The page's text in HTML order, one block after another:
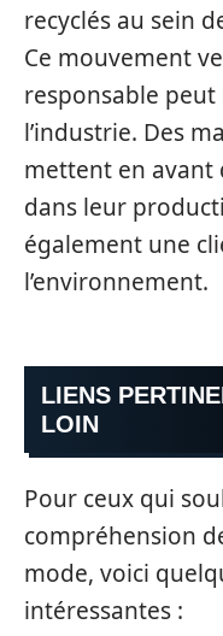
recyclés au sein
Ce mouvement
responsable
l’industrie. Des
mettent en avant
dans leur
également une
l’environnement.
LIENS
LOIN
Pour ceux qui
compréhension
mode, voici
intéressantes :